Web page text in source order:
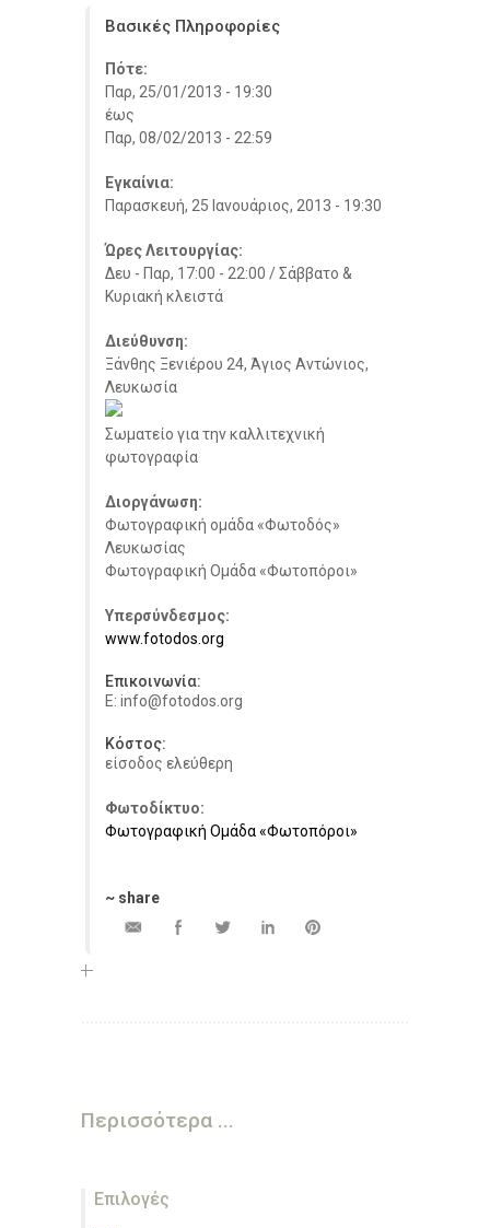
Βασικές Πληροφορίες
Πότε:
Παρ, 25/01/2013 - 19:30
έως
Παρ, 08/02/2013 - 22:59
Εγκαίνια:
Παρασκευή, 25 Ιανουάριος, 2013 - 19:30
Ώρες Λειτουργίας:
Δευ - Παρ, 17:00 - 22:00 / Σάββατο &
Κυριακή κλειστά
Διεύθυνση:
Ξάνθης Ξενιέρου 24, Άγιος Αντώνιος,
Λευκωσία
Σωματείο για την καλλιτεχνική
φωτογραφία
Διοργάνωση:
Φωτογραφική ομάδα «Φωτοδός»
Λευκωσίας
Φωτογραφική Ομάδα «Φωτοπόροι»
Υπερσύνδεσμος:
www.fotodos.org
Επικοινωνία:
E: info@fotodos.org
Κόστος:
είσοδος ελεύθερη
Φωτοδίκτυο:
Φωτογραφική Ομάδα «Φωτοπόροι»
~ share
Περισσότερα ...
Επιλογές